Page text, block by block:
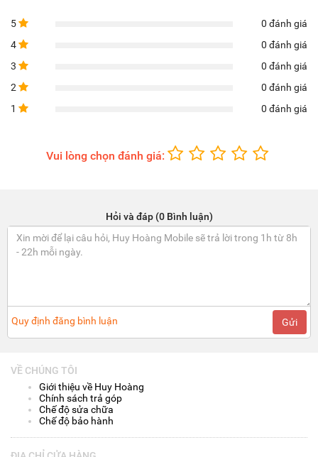
5
0 đánh giá
4
0 đánh giá
3
0 đánh giá
2
0 đánh giá
1
0 đánh giá
Vui lòng chọn đánh giá:
Hỏi và đáp (0 Bình luận)
Quy định đăng bình luận Gửi
VỀ CHÚNG TÔI
Giới thiệu về Huy Hoàng
Chính sách trả góp
Chế độ sửa chữa
Chế độ bảo hành